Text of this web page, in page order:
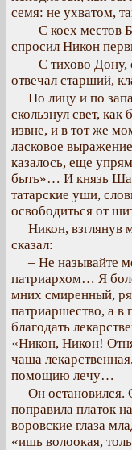
семя: не ухватом,
– С коех местов
спросил Никон
– С тихово Дону,
отвечал старший,
По лицу и по
скользнул свет,
извне, и в тот же
ласковое
казалось, еще
быть»… И князь
татарские уши,
освободиться от
Никон, взглянув
сказал:
– Не называйте
патриархом… Я
мних смиренный,
патриаршество, а в
благодать
«Никон, Никон!
чаша
помощию лечу…
Он остановился.
поправила платок
воровские глаза
«ишь волоокая,